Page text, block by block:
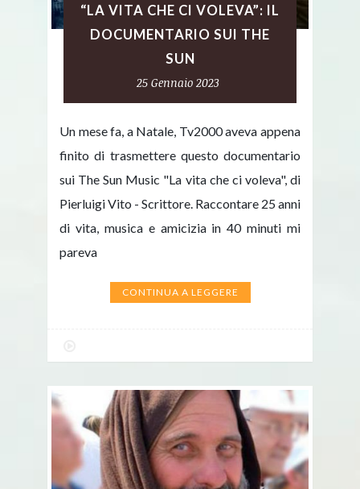
“LA VITA CHE CI VOLEVA”: IL
DOCUMENTARIO SUI THE
SUN
25 Gennaio 2023
Un mese fa, a Natale, Tv2000 aveva appena
finito di trasmettere questo documentario
sui The Sun Music "La vita che ci voleva", di
Pierluigi Vito - Scrittore. Raccontare 25 anni
di vita, musica e amicizia in 40 minuti mi
pareva
CONTINUA A LEGGERE